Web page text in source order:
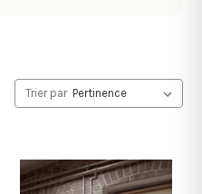
Trier par